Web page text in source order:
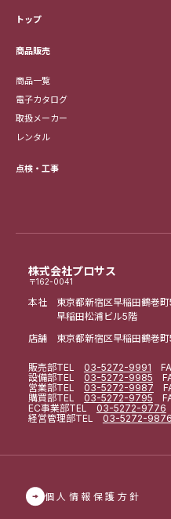
株式会社プロサス
〒162-0041
本社 東京都新宿区早稲田鶴巻町
早稲田松浦ビル5階
店舗 東京都新宿区早稲田鶴巻
販売部TEL 03-5272-9991
設備部TEL 03-5272-9985
営業部TEL 03-5272-9987
購買部TEL 03-5272-9795
EC事業部TEL 03-5272-9776
経営管理部TEL 03-5272-9876
トップ
商品販売
商品一覧
電子カタログ
取扱メーカー
レンタル
点検・工事
個人情報保護方針